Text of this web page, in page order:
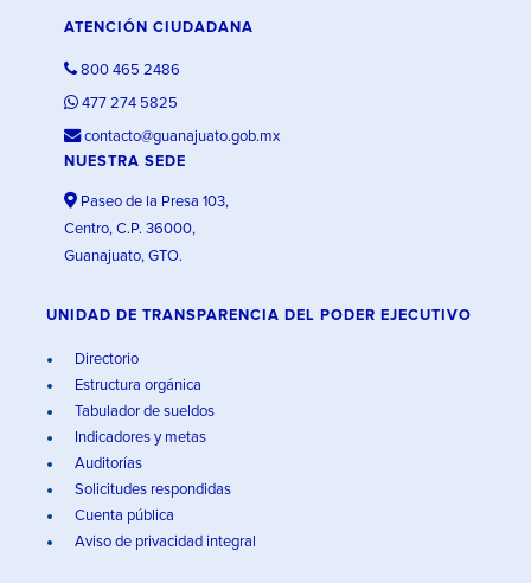
ATENCIÓN CIUDADANA
800 465 2486
477 274 5825
contacto@guanajuato.gob.mx
NUESTRA SEDE
Paseo de la Presa 103,
Centro, C.P. 36000,
Guanajuato, GTO.
UNIDAD DE TRANSPARENCIA DEL PODER EJECUTIVO
Directorio
Estructura orgánica
Tabulador de sueldos
Indicadores y metas
Auditorías
Solicitudes respondidas
Cuenta pública
Aviso de privacidad integral